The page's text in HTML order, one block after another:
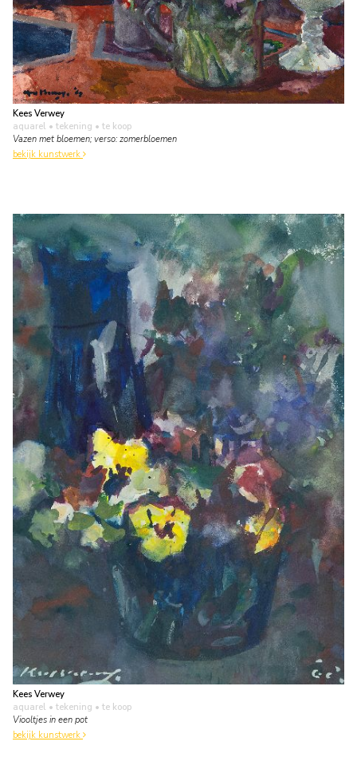
Kees Verwey
aquarel • tekening • te koop
Vazen met bloemen; verso: zomerbloemen
bekijk kunstwerk
Kees Verwey
aquarel • tekening • te koop
Viooltjes in een pot
bekijk kunstwerk